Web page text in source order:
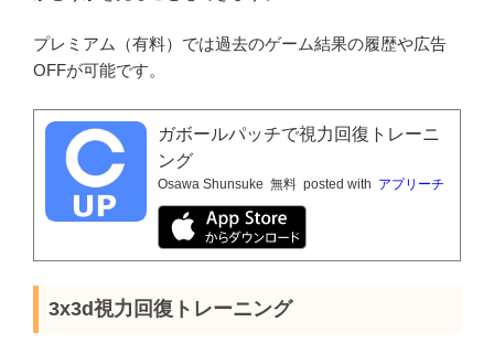
プレミアム（有料）では過去のゲーム結果の履歴や広告
OFFが可能です。
ガボールパッチで視力回復トレーニ
ング
Osawa Shunsuke 無料 posted with アプリーチ
3x3d視力回復トレーニング